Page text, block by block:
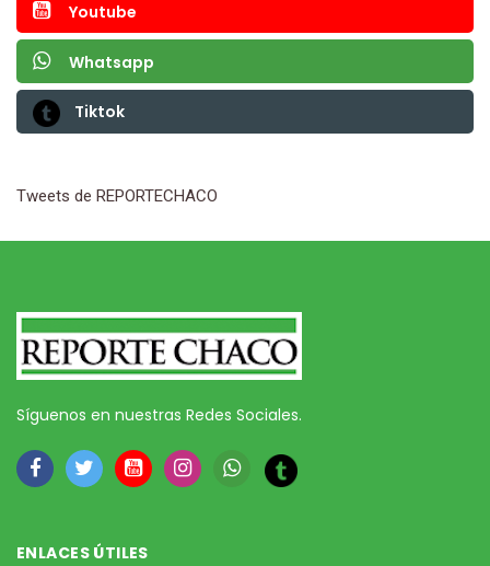
Youtube
Whatsapp
Tiktok
Tweets de REPORTECHACO
Síguenos en nuestras Redes Sociales.
ENLACES ÚTILES